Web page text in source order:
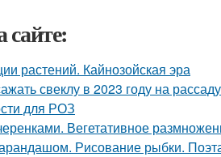
сайте:
растений. Кайнозойская эра
свеклу в 2023 году на
для РОЗ
Вегетативное
Рисование рыбки.